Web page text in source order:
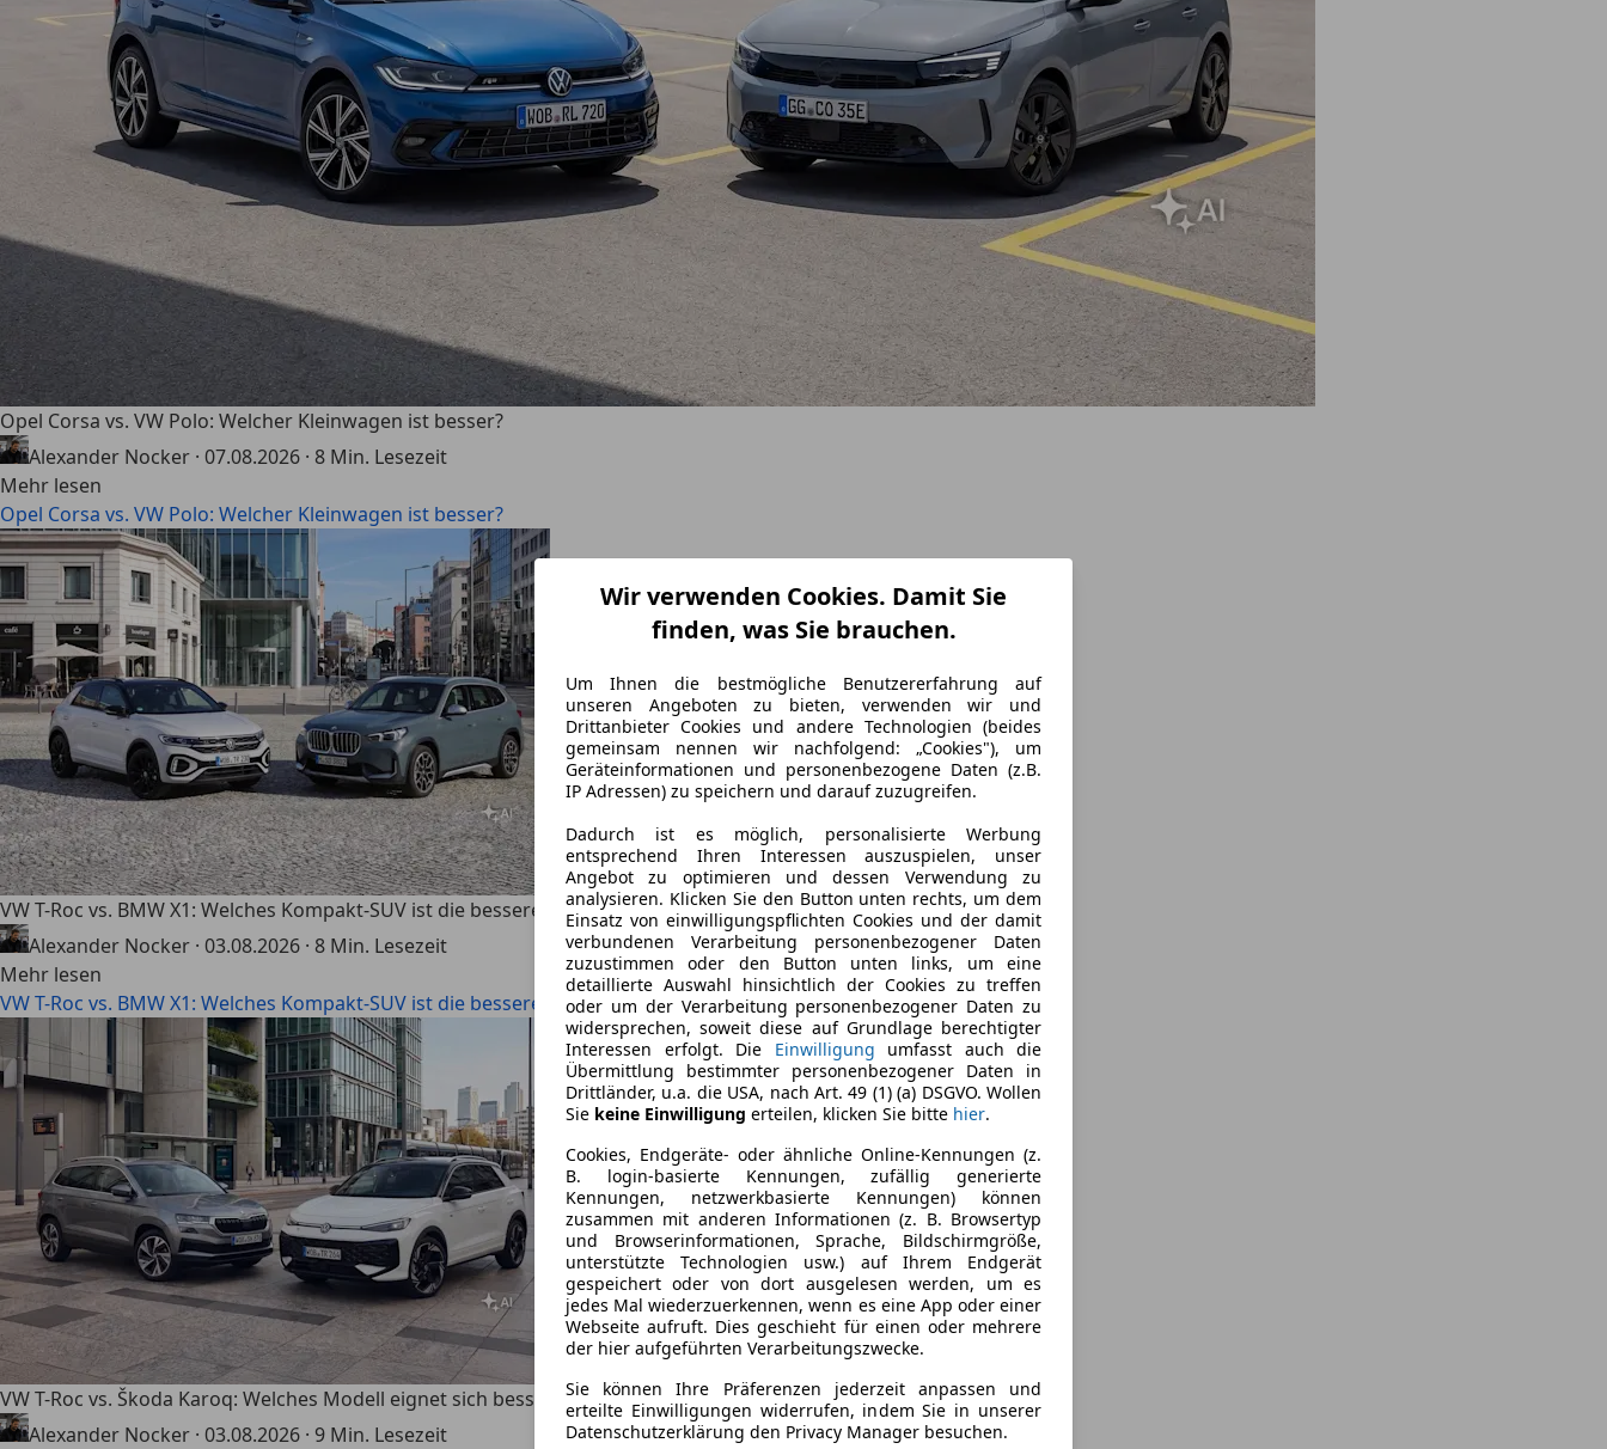
Wir verwenden Cookies. Damit Sie
finden, was Sie brauchen.
Um Ihnen die bestmögliche Benutzererfahrung auf
unseren Angeboten zu bieten, verwenden wir und
Drittanbieter Cookies und andere Technologien (beides
gemeinsam nennen wir nachfolgend: „Cookies"), um
Geräteinformationen und personenbezogene Daten (z.B.
IP Adressen) zu speichern und darauf zuzugreifen.
Dadurch ist es möglich, personalisierte Werbung
entsprechend Ihren Interessen auszuspielen, unser
Angebot zu optimieren und dessen Verwendung zu
analysieren. Klicken Sie den Button unten rechts, um dem
Einsatz von einwilligungspflichten Cookies und der damit
verbundenen Verarbeitung personenbezogener Daten
zuzustimmen oder den Button unten links, um eine
detaillierte Auswahl hinsichtlich der Cookies zu treffen
oder um der Verarbeitung personenbezogener Daten zu
widersprechen, soweit diese auf Grundlage berechtigter
Interessen erfolgt. Die Einwilligung umfasst auch die
Übermittlung bestimmter personenbezogener Daten in
Drittländer, u.a. die USA, nach Art. 49 (1) (a) DSGVO. Wollen
Sie keine Einwilligung erteilen, klicken Sie bitte hier.
Cookies, Endgeräte- oder ähnliche Online-Kennungen (z.
B. login-basierte Kennungen, zufällig generierte
Kennungen, netzwerkbasierte Kennungen) können
zusammen mit anderen Informationen (z. B. Browsertyp
und Browserinformationen, Sprache, Bildschirmgröße,
unterstützte Technologien usw.) auf Ihrem Endgerät
gespeichert oder von dort ausgelesen werden, um es
jedes Mal wiederzuerkennen, wenn es eine App oder einer
Webseite aufruft. Dies geschieht für einen oder mehrere
der hier aufgeführten Verarbeitungszwecke.
Sie können Ihre Präferenzen jederzeit anpassen und
erteilte Einwilligungen widerrufen, indem Sie in unserer
Datenschutzerklärung den Privacy Manager besuchen.
Opel Corsa vs. VW Polo: Welcher Kleinwagen ist besser?
Alexander Nocker · 07.08.2026 · 8 Min. Lesezeit
Mehr lesen
Opel Corsa vs. VW Polo: Welcher Kleinwagen ist besser?
VW T-Roc vs. BMW X1: Welches Kompakt-SUV ist die bessere Wahl?
Alexander Nocker · 03.08.2026 · 8 Min. Lesezeit
Mehr lesen
VW T-Roc vs. BMW X1: Welches Kompakt-SUV ist die bessere Wahl?
VW T-Roc vs. Škoda Karoq: Welches Modell eignet sich besser für den Alltag?
Alexander Nocker · 03.08.2026 · 9 Min. Lesezeit